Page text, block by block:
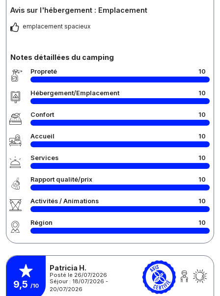
Avis sur l'hébergement : Emplacement
emplacement spacieux
Notes détaillées du camping
Propreté 10
Hébergement/Emplacement 10
Confort 10
Accueil 10
Services 10
Rapport qualité/prix 10
Activités / Animations 10
Région 10
9,5 /10
Patricia H.
Posté le 26/07/2026
Séjour : 18/07/2026 -
20/07/2026